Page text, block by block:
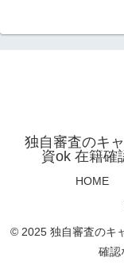
独自審査のキ
資ok 在籍確
HOME
© 2025 独自審査のキ
確認